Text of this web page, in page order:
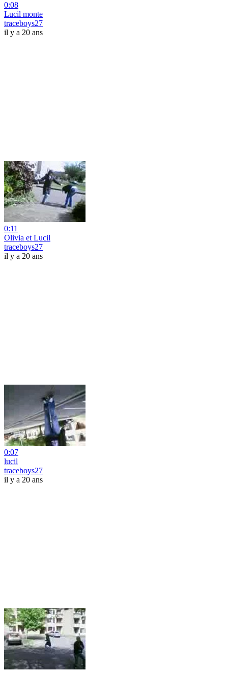
0:08
Lucil monte
traceboys27
il y a 20 ans
0:11
Olivia et Lucil
traceboys27
il y a 20 ans
0:07
lucil
traceboys27
il y a 20 ans